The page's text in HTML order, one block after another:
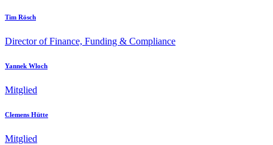
Tim Rösch
Director of Finance, Funding & Compliance
Yannek Wloch
Mitglied
Clemens Hütte
Mitglied